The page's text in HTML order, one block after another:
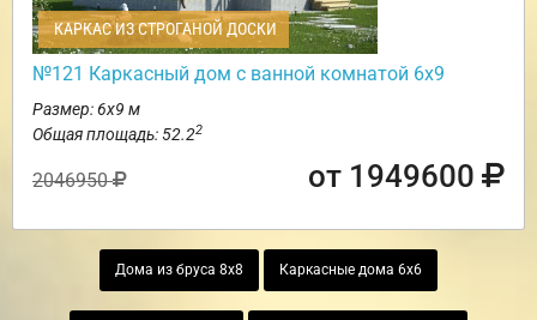
КАРКАС ИЗ СТРОГАНОЙ ДОСКИ
№121 Каркасный дом с ванной комнатой 6х9
Размер: 6х9 м
Общая площадь: 52.22
2046950 от 1949600
Дома из бруса 8х8 Каркасные дома 6х6